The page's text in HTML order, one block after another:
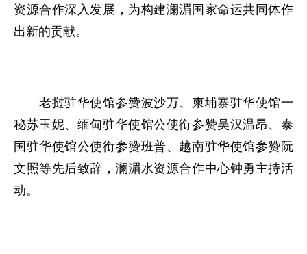
资源合作深入发展，为构建澜湄国家命运共同体作
出新的贡献。
老挝驻华使馆参赞波沙万、柬埔寨驻华使馆一
秘苏玉妮、缅甸驻华使馆公使衔参赞吴汉温昂、泰
国驻华使馆公使衔参赞班普、越南驻华使馆参赞阮
文照等先后致辞，澜湄水资源合作中心钟勇主持活
动。